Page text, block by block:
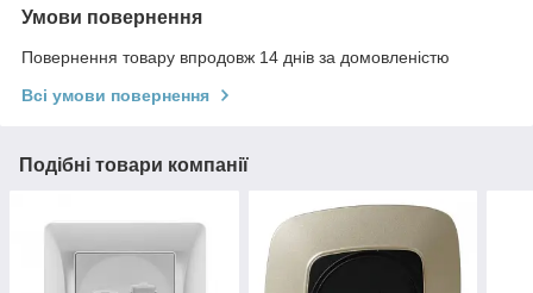
Умови повернення
Повернення товару впродовж 14 днів за домовленістю
Всі умови повернення
Подібні товари компанії